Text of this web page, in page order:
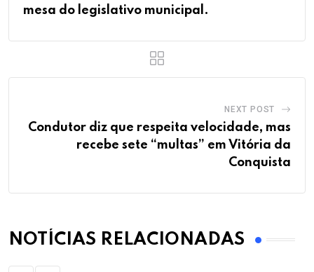
mesa do legislativo municipal.
NEXT POST
Condutor diz que respeita velocidade, mas
recebe sete “multas” em Vitória da
Conquista
NOTÍCIAS RELACIONADAS